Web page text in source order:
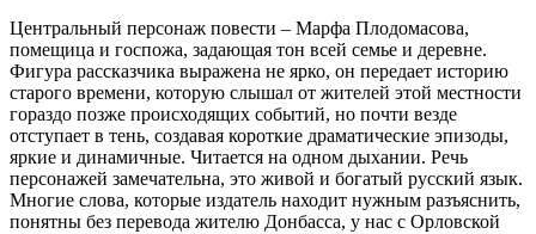
Центральный персонаж повести – Марфа Плодомасова,
помещица и госпожа, задающая тон всей семье и деревне.
Фигура рассказчика выражена не ярко, он передает историю
старого времени, которую слышал от жителей этой местности
гораздо позже происходящих событий, но почти везде
отступает в тень, создавая короткие драматические эпизоды,
яркие и динамичные. Читается на одном дыхании. Речь
персонажей замечательна, это живой и богатый русский язык.
Многие слова, которые издатель находит нужным разъяснить,
понятны без перевода жителю Донбасса, у нас с Орловской